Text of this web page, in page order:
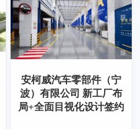
安柯威汽车零部件（宁
波）有限公司 新工厂布
局+全面目视化设计签约